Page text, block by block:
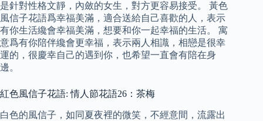
是針對性格文靜，內斂的女生，對方更容易接受。 黃色
風信子花語爲幸福美滿，適合送給自己喜歡的人，表示
有你生活纔會幸福美滿，想要和你一起幸福的生活。 寓
意爲有你陪伴纔會更幸福，表示兩人相識，相戀是很幸
運的，很慶幸自己的遇到你，也希望一直會有陪在身
邊。
紅色風信子花語: 情人節花語26：茶梅
白色的風信子，如同夏夜裡的微笑，不經意間，流露出